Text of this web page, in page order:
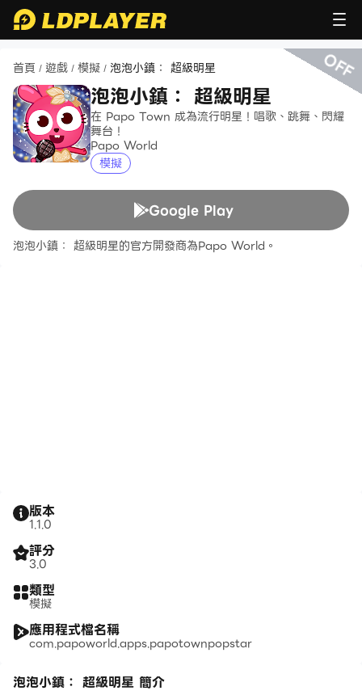
首頁 / 遊戲 / 模擬 / 泡泡小鎮： 超級明星
泡泡小鎮： 超級明星
在 Papo Town 成為流行明星！唱歌、跳舞、閃耀
舞台！
Papo World
模擬
Google Play
泡泡小鎮： 超級明星的官方開發商為Papo World。
OFF
版本
1.1.0
評分
3.0
類型
模擬
應用程式檔名稱
com.papoworld.apps.papotownpopstar
泡泡小鎮： 超級明星 簡介